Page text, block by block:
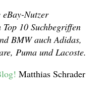
eBay-Nutzer
10 Suchbegriffen
BMW auch Adidas,
Puma und Lacoste.
Matthias Schrader